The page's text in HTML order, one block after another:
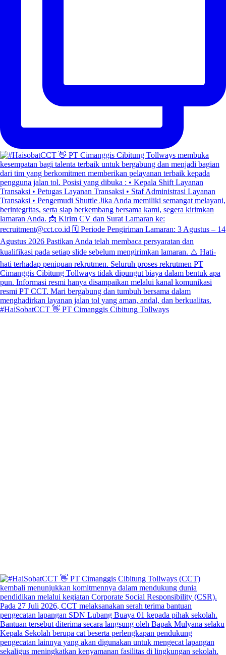
#HaiSobatCCT 👋 PT Cimanggis Cibitung Tollways